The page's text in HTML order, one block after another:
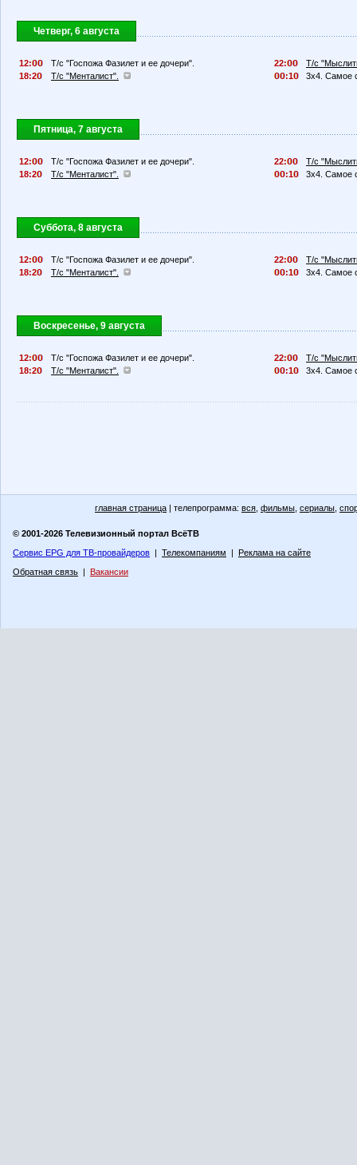
Четверг, 6 августа
12:
Т/с "Госпожа Фазилет и ее дочери".
18:2
Т/с "Менталист".
22:
Т/с
:1
3х4. Самое
Пятница, 7 августа
12:
Т/с "Госпожа Фазилет и ее дочери".
18:2
Т/с "Менталист".
22:
Т/с
:1
3х4. Самое
Суббота, 8 августа
12:
Т/с "Госпожа Фазилет и ее дочери".
18:2
Т/с "Менталист".
22:
Т/с
:1
3х4. Самое
Воскресенье, 9 августа
12:
Т/с "Госпожа Фазилет и ее дочери".
18:2
Т/с "Менталист".
22:
Т/с
:1
3х4. Самое
главная страница | телепрограмма: вся фильмы сериалы
© 2001-2026 Телевизионный портал ВсёТВ
Сервис EPG для ТВ-провайдеров | Телекомпаниям | Реклама на сайте
Обратная связь | Вакансии